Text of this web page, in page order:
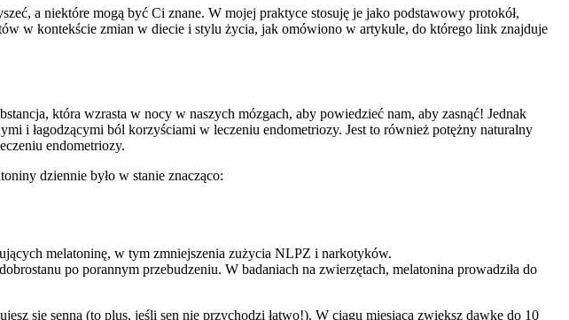
a niektóre mogą być Ci znane. W mojej praktyce stosuję je jako podstawowy protokół,
w kontekście zmian w diecie i stylu życia, jak omówiono w artykule, do którego link znajduje
która wzrasta w nocy w naszych mózgach, aby powiedzieć nam, aby zasnąć! Jednak
i łagodzącymi ból korzyściami w leczeniu endometriozy. Jest to również potężny naturalny
endometriozy.
dziennie było w stanie znacząco:
melatoninę, w tym zmniejszenia zużycia NLPZ i narkotyków.
po porannym przebudzeniu. W badaniach na zwierzętach, melatonina prowadziła do
się senna (to plus, jeśli sen nie przychodzi łatwo!). W ciągu miesiąca zwiększ dawkę do 10